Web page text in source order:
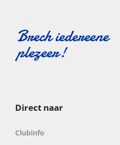
Direct naar
Clubinfo